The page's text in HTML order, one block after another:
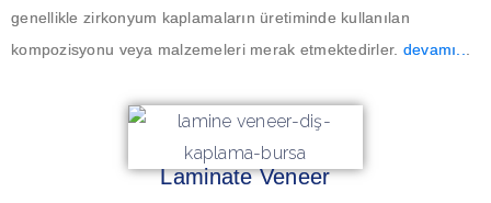
genellikle zirkonyum kaplamaların üretiminde kullanılan
kompozisyonu veya malzemeleri merak etmektedirler. devamı..
Laminate Veneer